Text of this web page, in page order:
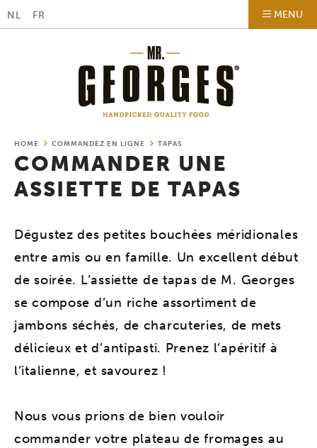
NL FR MENU
HOME COMMANDEZ EN LIGNE TAPAS
COMMANDER UNE
ASSIETTE DE TAPAS
Dégustez des petites bouchées méridionales
entre amis ou en famille. Un excellent début
de soirée. L’assiette de tapas de M. Georges
se compose d’un riche assortiment de
jambons séchés, de charcuteries, de mets
délicieux et d’antipasti. Prenez l’apéritif à
l’italienne, et savourez !
Nous vous prions de bien vouloir
commander votre plateau de fromages au